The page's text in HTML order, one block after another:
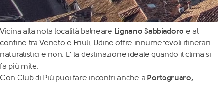
Vicina alla nota località balneare Lignano Sabbiadoro e al
confine tra Veneto e Friuli, Udine offre innumerevoli itinerari
naturalistici e non. E’ la destinazione ideale quando il clima si
fa più mite.
Con Club di Più puoi fare incontri anche a Portogruaro,